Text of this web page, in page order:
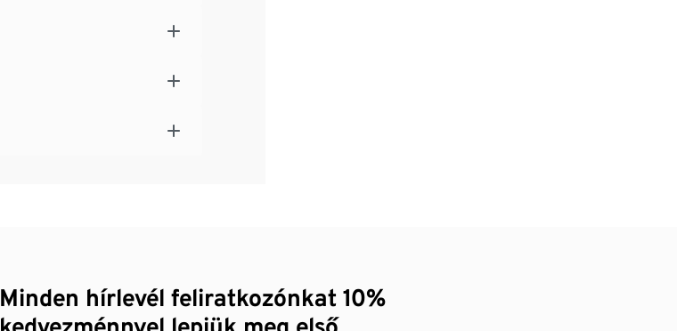
Minden hírlevél feliratkozónkat 10%